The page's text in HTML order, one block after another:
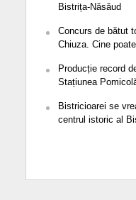
Bistrița-Năsăud
Concurs de bătut
Chiuza. Cine
Producție record
Stațiunea
Bistricioarei se
centrul istoric al